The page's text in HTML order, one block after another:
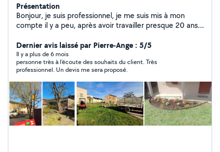
Présentation
Bonjour, je suis professionnel, je me suis mis à mon
compte il y a peu, après avoir travailler presque 20 ans
rigoureuse, soucieuse des demandes de mes clients, je
m'adapte au mieux aux demandes, et sait être à
l'écoute de vos idées en vous apportant mon
expérience afin de faire au mieux pour vous. Je vous
propose comme services : Taille tonte nettoyage de
jardin ,terrasse, cour, aménagement de jardin Pur les
entretiens vous pouvez bénéficier du crédit d'impôt a
50 %. N'hésitez pas à me contacter pour une demande
de devis ou renseignement Cordialement Florian
Dernier avis laissé par Pierre-Ange : 5/5
Il y a plus de 6 mois
personne très à l'écoute des souhaits du client. Très
professionnel. Un devis me sera proposé.